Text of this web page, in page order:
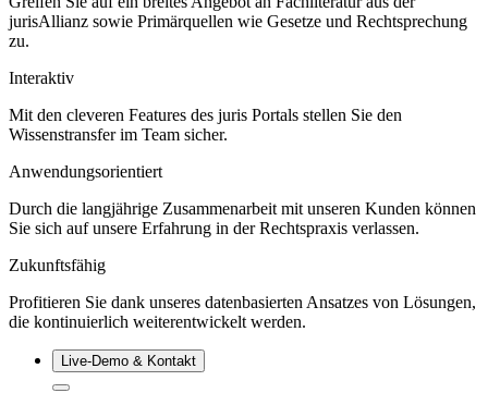
jurisAllianz sowie Primärquellen wie Gesetze und Rechtsprechung
zu.
Interaktiv
Mit den cleveren Features des juris Portals stellen Sie den
Wissenstransfer im Team sicher.
Anwendungsorientiert
Durch die langjährige Zusammenarbeit mit unseren Kunden können
Sie sich auf unsere Erfahrung in der Rechtspraxis verlassen.
Zukunftsfähig
Profitieren Sie dank unseres datenbasierten Ansatzes von Lösungen,
die kontinuierlich weiterentwickelt werden.
Live‑Demo & Kontakt